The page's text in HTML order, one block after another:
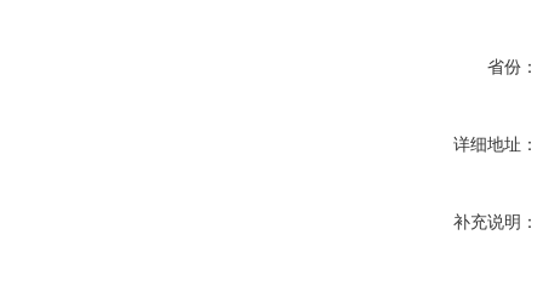
省份：
详细地址：
补充说明：